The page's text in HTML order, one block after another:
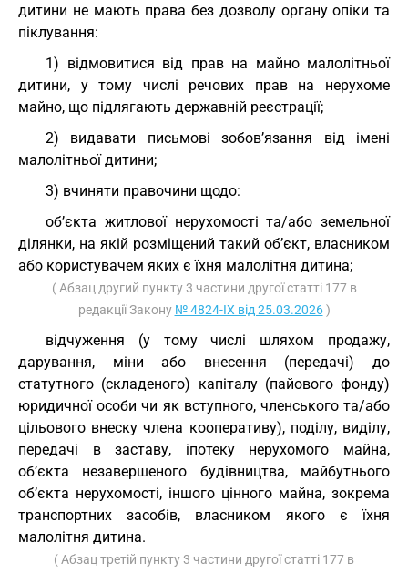
дитини не мають права без дозволу органу опіки та
піклування:
1) відмовитися від прав на майно малолітньої
дитини, у тому числі речових прав на нерухоме
майно, що підлягають державній реєстрації;
2) видавати письмові зобов’язання від імені
малолітньої дитини;
3) вчиняти правочини щодо:
об’єкта житлової нерухомості та/або земельної
ділянки, на якій розміщений такий об’єкт, власником
або користувачем яких є їхня малолітня дитина;
( Абзац другий пункту 3 частини другої статті 177 в
редакції Закону № 4824-IX від 25.03.2026)
відчуження (у тому числі шляхом продажу,
дарування, міни або внесення (передачі) до
статутного (складеного) капіталу (пайового фонду)
юридичної особи чи як вступного, членського та/або
цільового внеску члена кооперативу), поділу, виділу,
передачі в заставу, іпотеку нерухомого майна,
об’єкта незавершеного будівництва, майбутнього
об’єкта нерухомості, іншого цінного майна, зокрема
транспортних засобів, власником якого є їхня
малолітня дитина.
( Абзац третій пункту 3 частини другої статті 177 в